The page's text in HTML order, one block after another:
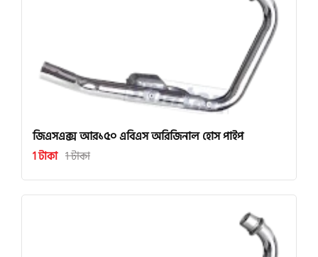
জিএসএক্স আর১৫০ এবিএস অরিজিনাল হোস পাইপ
1 টাকা 1 টাকা